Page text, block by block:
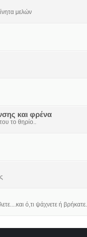
μελών
και φρένα
το θηρίο..
ό,τι ψάχνετε ή